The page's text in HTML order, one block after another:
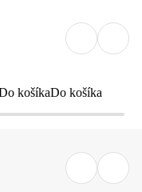
košíkaDo košíka